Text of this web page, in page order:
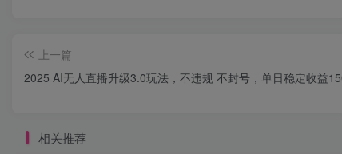
上一篇
2025 AI无人直播升级3.0玩法，不违规 不封号，单日稳定收益
相关推荐